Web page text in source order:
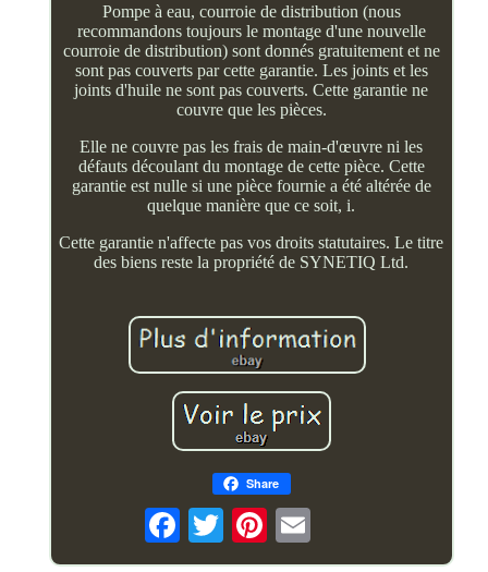
Pompe à eau, courroie de distribution (nous
recommandons toujours le montage d'une nouvelle
courroie de distribution) sont donnés gratuitement et ne
sont pas couverts par cette garantie. Les joints et les
joints d'huile ne sont pas couverts. Cette garantie ne
couvre que les pièces.
Elle ne couvre pas les frais de main-d'œuvre ni les
défauts découlant du montage de cette pièce. Cette
garantie est nulle si une pièce fournie a été altérée de
quelque manière que ce soit, i.
Cette garantie n'affecte pas vos droits statutaires. Le titre
des biens reste la propriété de SYNETIQ Ltd.
Share